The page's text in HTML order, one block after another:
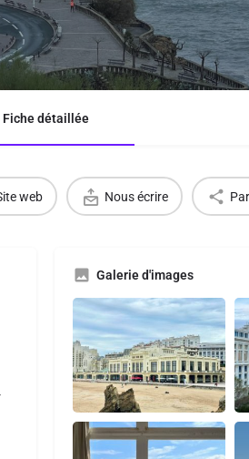
Fiche détaillée
web Nous écrire
Galerie d'images